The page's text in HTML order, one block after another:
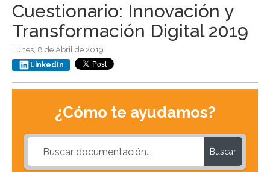
Cuestionario: Innovación y
Transformación Digital 2019
Lunes, 8 de Abril de 2019
LinkedIn
¿Cómo te ayudamos?
Buscar